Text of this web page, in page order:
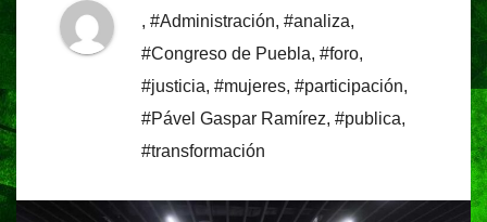
, #Administración, #analiza,
#Congreso de Puebla, #foro,
#justicia, #mujeres, #participación,
#Pável Gaspar Ramírez, #publica,
#transformación